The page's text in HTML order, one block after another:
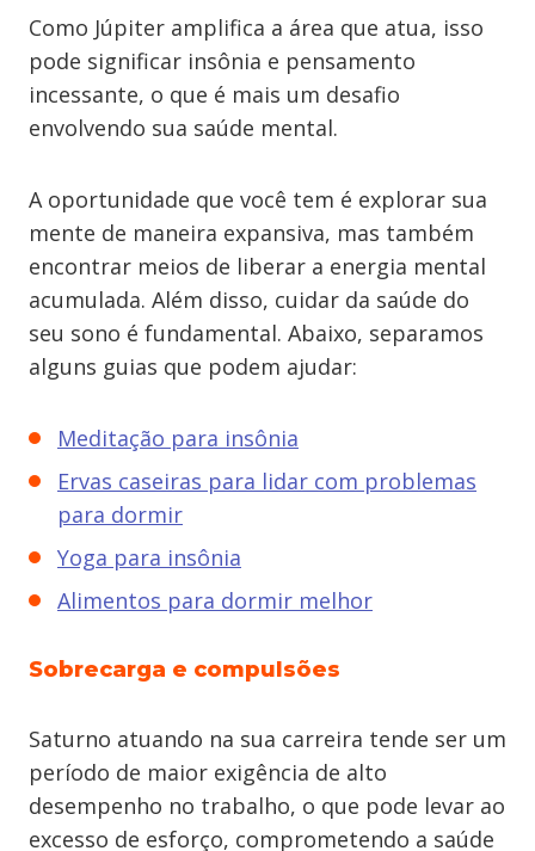
Como Júpiter amplifica a área que atua, isso
pode significar insônia e pensamento
incessante, o que é mais um desafio
envolvendo sua saúde mental.
A oportunidade que você tem é explorar sua
mente de maneira expansiva, mas também
encontrar meios de liberar a energia mental
acumulada. Além disso, cuidar da saúde do
seu sono é fundamental. Abaixo, separamos
alguns guias que podem ajudar:
Meditação para insônia
Ervas caseiras para lidar com problemas
para dormir
Yoga para insônia
Alimentos para dormir melhor
Sobrecarga e compulsões
Saturno atuando na sua carreira tende ser um
período de maior exigência de alto
desempenho no trabalho, o que pode levar ao
excesso de esforço, comprometendo a saúde